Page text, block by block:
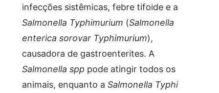
infecções sistêmicas, febre tifoide e a
Salmonella Typhimurium (Salmonella
enterica sorovar Typhimurium),
causadora de gastroenterites. A
Salmonella spp pode atingir todos os
animais, enquanto a Salmonella Typhi